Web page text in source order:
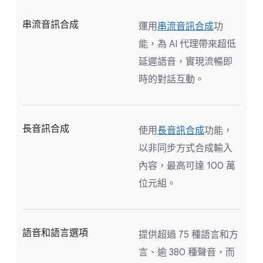
串流音訊合成 運用 串流音訊合成功
能，為 AI 代理帶來超低
延遲語音，實現流暢即
時的對話互動。
長音訊合成 使用長音訊合成功能，
以非同步方式合成輸入
內容，最高可達 100 萬
位元組。
語音和語言選項
提供超過 75 種語言和方
言、逾 380 種聲音，而